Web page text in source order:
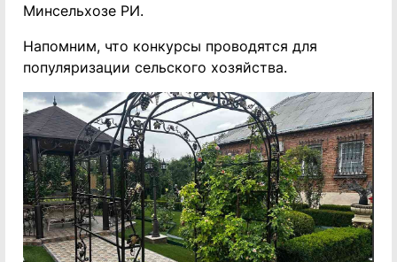
Минсельхозе РИ.
Напомним, что конкурсы проводятся для
популяризации сельского хозяйства.